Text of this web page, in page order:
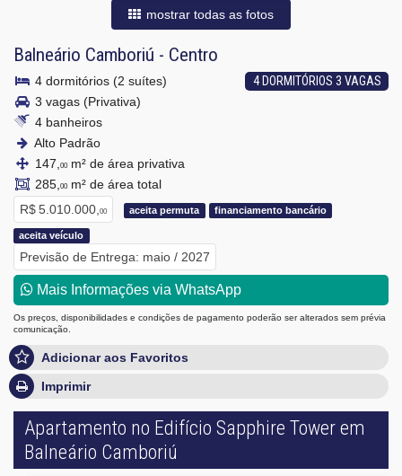
mostrar todas as fotos
Balneário Camboriú - Centro
4 DORMITÓRIOS 3 VAGAS
4 dormitórios (2 suítes)
3 vagas (Privativa)
4 banheiros
Alto Padrão
147, 00m² de área privativa
285, 00m² de área total
R$ 5.010.000, 00 aceita permuta financiamento bancário
aceita veículo
Previsão de Entrega: maio / 2027
Mais Informações via WhatsApp
Os preços, disponibilidades e condições de pagamento poderão ser alterados sem prévia
comunicação.
Adicionar aos Favoritos
Imprimir
Apartamento no Edifício Sapphire Tower em
Balneário Camboriú